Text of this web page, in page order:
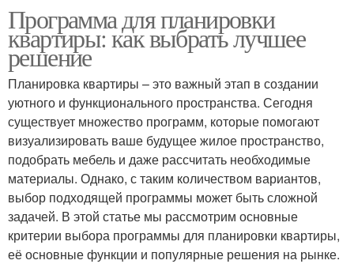
Программа для планировки
квартиры: как выбрать лучшее
решение
Планировка квартиры – это важный этап в создании
уютного и функционального пространства. Сегодня
существует множество программ, которые помогают
визуализировать ваше будущее жилое пространство,
подобрать мебель и даже рассчитать необходимые
материалы. Однако, с таким количеством вариантов,
выбор подходящей программы может быть сложной
задачей. В этой статье мы рассмотрим основные
критерии выбора программы для планировки квартиры,
её основные функции и популярные решения на рынке.